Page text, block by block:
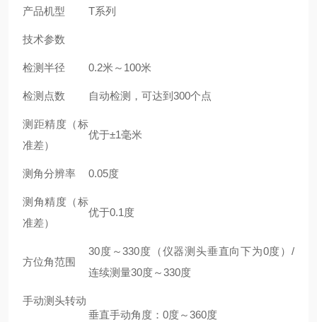
产品机型 T系列
技术参数
检测半径 0.2米 ～100米
检测点数 自动检测，可达到 300个点
测距精度（标
准差）
优于±1毫米
测角分辨率 0.05度
测角精度（标
准差）
优于0.1 度
方位角范围
30度 ～330度（仪器测头垂直向下为0度）/
连续测量30度～330度
手动测头转动
垂直手动角度： 0度～360度